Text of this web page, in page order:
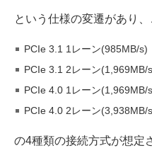
という仕様の変遷があり
PCIe 3.1 1レーン(985MB/s)
PCIe 3.1 2レーン(1,969MB/
PCIe 4.0 1レーン(1,969MB/
PCIe 4.0 2レーン(3,938MB/
の4種類の接続方式が想定